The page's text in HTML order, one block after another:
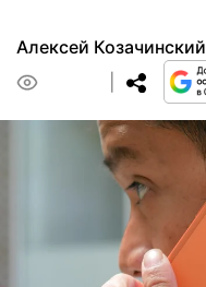
Алексей Козачинский